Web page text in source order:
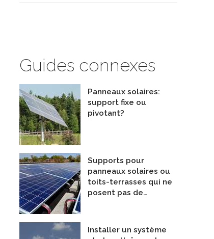
Guides connexes
Panneaux solaires:
support fixe ou
pivotant?
Supports pour
panneaux solaires ou
toits-terrasses qui ne
posent pas de…
Installer un système